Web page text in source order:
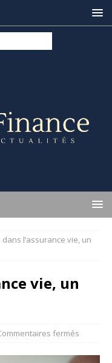
l’assurance vie, un
vie, un
fermés